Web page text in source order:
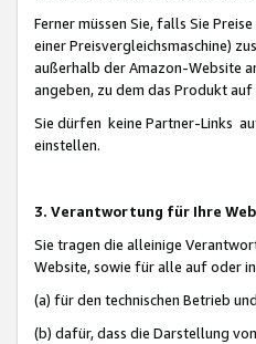
Ferner müssen Sie, falls Sie
einer Preisvergleichsmaschine)
außerhalb der Amazon-Website
angeben, zu dem das Produkt
Sie dürfen keine Partner-Links
einstellen.
3. Verantwortung für Ihre
Sie tragen die alleinige
Website, sowie für alle auf oder
(a) für den technischen Betrieb
(b) dafür, dass die Darstellung